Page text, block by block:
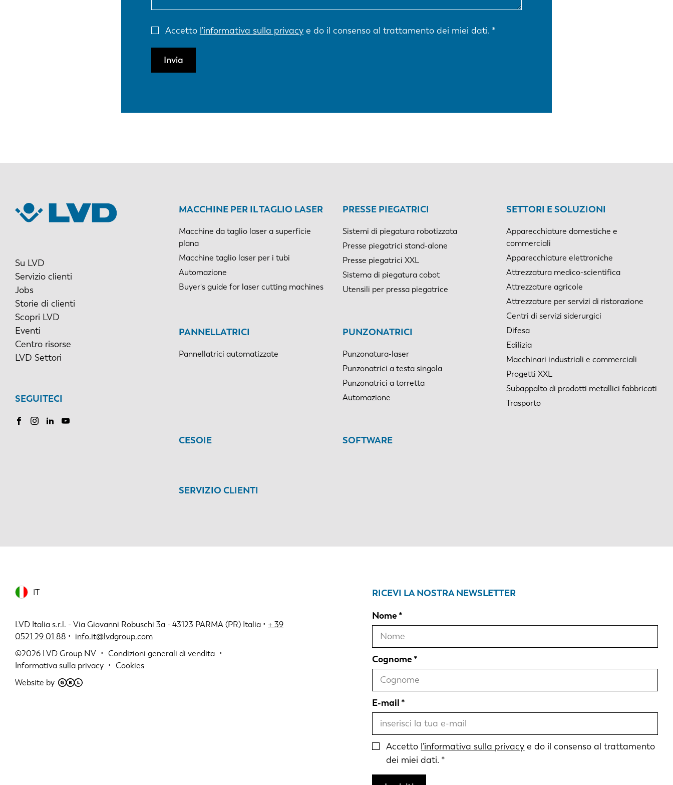
Accetto l'informativa sulla privacye do il consenso al trattamento dei miei dati.
Invia
Su LVD
Servizio clienti
Jobs
Storie di clienti
Scopri LVD
Eventi
Centro risorse
LVD Settori
SEGUITECI
MACCHINE PER IL TAGLIO LASER
Macchine da taglio laser a superficie
plana
Macchine taglio laser per i tubi
Automazione
Buyer's guide for laser cutting machines
PRESSE PIEGATRICI
Sistemi di piegatura robotizzata
Presse piegatrici stand-alone
Presse piegatrici XXL
Sistema di piegatura cobot
Utensili per pressa piegatrice
PANNELLATRICI
Pannellatrici automatizzate
PUNZONATRICI
Punzonatura-laser
Punzonatrici a testa singola
Punzonatrici a torretta
Automazione
CESOIE SOFTWARE
SERVIZIO CLIENTI
SETTORI E SOLUZIONI
Apparecchiature domestiche e
commerciali
Apparecchiature elettroniche
Attrezzatura medico-scientifica
Attrezzature agricole
Attrezzature per servizi di ristorazione
Centri di servizi siderurgici
Difesa
Edilizia
Macchinari industriali e commerciali
Progetti XXL
Subappalto di prodotti metallici fabbricati
Trasporto
IT
LVD Italia s.r.l. - Via Giovanni Robuschi 3a - 43123 PARMA (PR) Italia • + 39
0521 29 01 88 • info.it@lvdgroup.com
©2026 LVD Group NV
Condizioni generali di vendita
Informativa sulla privacy
Cookies
Website by
RICEVI LA NOSTRA NEWSLETTER
Nome
Cognome
E-mail
Accetto l'informativa sulla privacy e do il consenso al trattamento
dei miei dati.